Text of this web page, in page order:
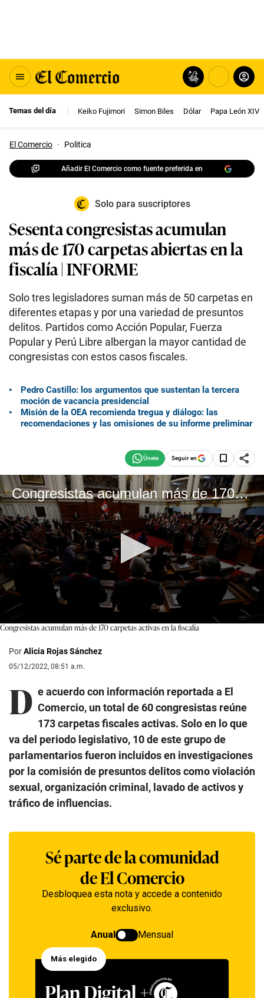
Temas del día Keiko Fujimori Simon Biles Dólar Papa León XIV
El Comercio · Politica
Añadir El Comercio como fuente preferida en
Solo para suscriptores
Sesenta congresistas acumulan
más de 170 carpetas abiertas en la
fiscalía | INFORME
Solo tres legisladores suman más de 50 carpetas en
diferentes etapas y por una variedad de presuntos
delitos. Partidos como Acción Popular, Fuerza
Popular y Perú Libre albergan la mayor cantidad de
congresistas con estos casos fiscales.
Pedro Castillo: los argumentos que sustentan la tercera
moción de vacancia presidencial
Misión de la OEA recomienda tregua y diálogo: las
recomendaciones y las omisiones de su informe preliminar
Seguir en
Congresistas acumulan más de 170 carpetas activas en la fiscalía
0
minutes,
Congresistas acumulan más de 170 carpetas activas en la fiscalía
PorAlicia Rojas Sánchez
05/12/2022, 08:51 a.m.
D e acuerdo con información reportada a El
Comercio, un total de 60 congresistas reúne
173 carpetas fiscales activas. Solo en lo que
va del periodo legislativo, 10 de este grupo de
parlamentarios fueron incluidos en investigaciones
por la comisión de presuntos delitos como violación
sexual, organización criminal, lavado de activos y
tráfico de influencias.